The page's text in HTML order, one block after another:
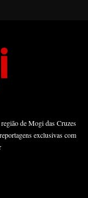
de Mogi das Cruzes
exclusivas com